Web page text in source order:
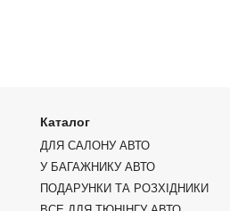
Каталог
ДЛЯ САЛОНУ АВТО
У БАГАЖНИКУ АВТО
ПОДАРУНКИ ТА РОЗХІДНИКИ